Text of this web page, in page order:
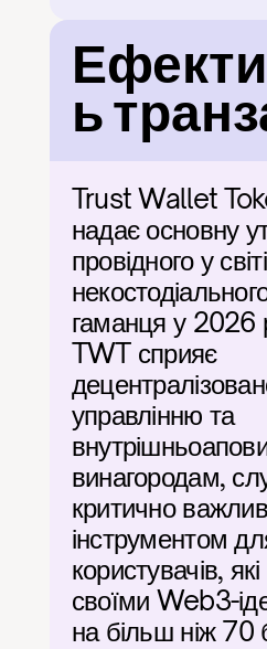
ь
Trust Wallet
надає основну
провідного у світі
гаманця у 2026
TWT сприяє
управлінню та
винагородам,
критично
інструментом
користувачів,
своїми Web3-
на більш ніж 70